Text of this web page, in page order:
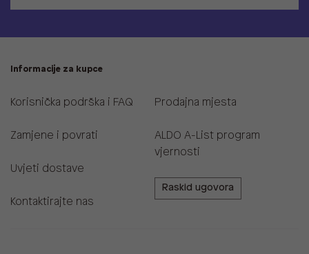
Informacije za kupce
Korisnička podrška i FAQ
Zamjene i povrati
Uvjeti dostave
Kontaktirajte nas
Prodajna mjesta
ALDO A-List program
vjernosti
Raskid ugovora